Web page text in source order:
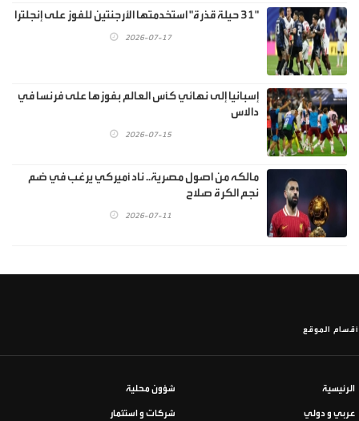
"31 حيلة قذرة" استخدمتها الأرجنتين للفوز على إنجلترا
2026-07-17
إسبانيا إلى نهائي كأس العالم بفوزها على فرنسا في
دالاس
2026-07-15
مالكه من اصول مصرية.. ناد أميركي يرغب في ضم
نجم الكرة صلاح
2026-07-11
أقسام الموقع
الرئيسية شؤون محلية
عربي و دولي شركات و استثمار